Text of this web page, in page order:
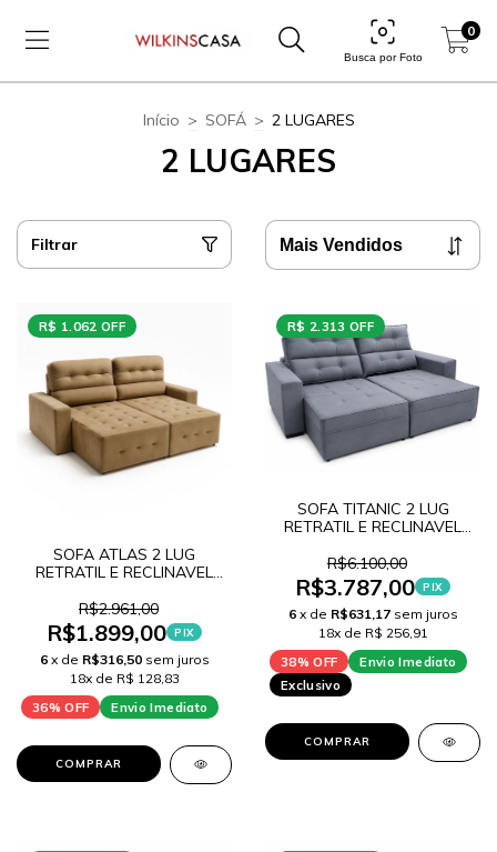
Busca por Foto
0
Início > SOFÁ > 2 LUGARES
2 LUGARES
Filtrar
R$ 1.062 OFF
SOFA ATLAS 2 LUG
RETRATIL E RECLINAVEL
R$2.961,00
R$1.899,00 PIX
6 x de R$316,50 sem juros
18x de R$ 128,83
36% OFF
Envio Imediato
COMPRAR
R$ 2.313 OFF
SOFA TITANIC 2 LUG
RETRATIL E RECLINAVEL
R$6.100,00
R$3.787,00 PIX
6 x de R$631,17 sem juros
18x de R$ 256,91
38% OFF
Envio Imediato
Exclusivo
COMPRAR